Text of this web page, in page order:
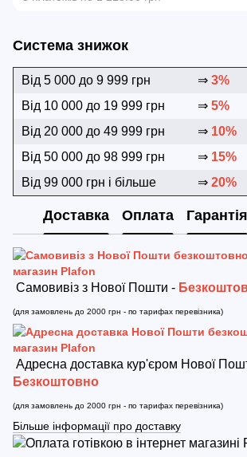
Система знижок
Від 5 000 до 9 999 грн ⇒ 3%
Від 10 000 до 19 999 грн
⇒ 5%
Від 20 000 до 49 999 грн
⇒ 10%
Від 50 000 до 98 999 грн
⇒ 15%
Від 99 000 грн і більше
⇒ 20%
Доставка Оплата Гарантія
Самовивіз з Нової Пошти -
(для замовлень до 2000 грн - по тарифах перевізника)
Адресна доставка кур'єром Нової
Безкоштовно
(для замовлень до 2000 грн - по тарифах перевізника)
Більше інформації про доставку